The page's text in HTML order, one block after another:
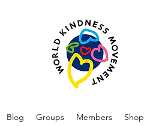
Blog Groups Members Shop